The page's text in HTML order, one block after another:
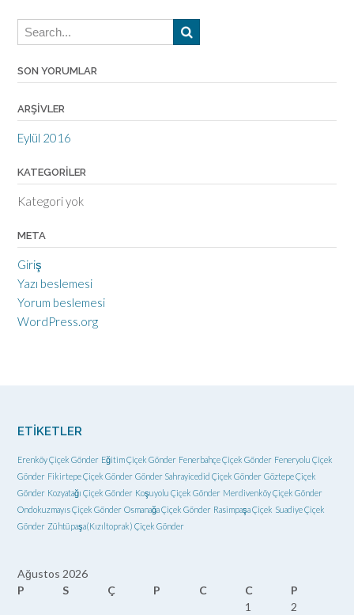
SON YORUMLAR
ARŞIVLER
Eylül 2016
KATEGORILER
Kategori yok
META
Giriş
Yazı beslemesi
Yorum beslemesi
WordPress.org
ETIKETLER
Erenköy Çiçek Gönder Eğitim Çiçek Gönder Fenerbahçe Çiçek Gönder Feneryolu Çiçek
Gönder Fikirtepe Çiçek Gönder Gönder Sahrayicedid Çiçek Gönder Göztepe Çiçek
Gönder Kozyatağı Çiçek Gönder Koşuyolu Çiçek Gönder Merdivenköy Çiçek Gönder
Ondokuzmayıs Çiçek Gönder Osmanağa Çiçek Gönder Rasimpaşa Çiçek Suadiye Çiçek
Gönder Zühtüpaşa(Kızıltoprak) Çiçek Gönder
Ağustos 2026
P
S Ç P C C
P
1
2